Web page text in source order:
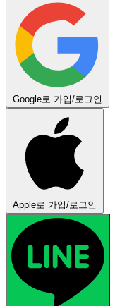
Google로 가입/로그인
Apple로 가입/로그인